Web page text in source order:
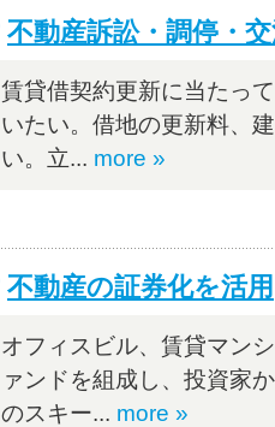
不動産訴訟・調停・
賃貸借契約更新に当たっ
いたい。借地の更新料、
い。立... more »
不動産の証券化を活用
オフィスビル、賃貸マン
ァンドを組成し、投資家
のスキー... more »